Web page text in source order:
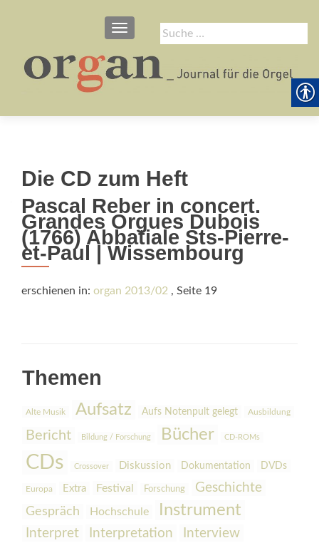
Suche
nach:
SCHALTE NAVIGATION
Die CD zum Heft
Pascal Reber in concert.
Grandes Orgues Dubois
(1766) Abbatiale Sts-Pierre-
et-Paul | Wissembourg
erschienen in: organ 2013/02 , Seite 19
Themen
Alte Musik Aufsatz Aufs Notenpult gelegt Ausbildung
Bericht Bildung / Forschung Bücher CD-ROMs
CDs Crossover Diskussion Dokumentation DVDs
Europa Extra Festival Forschung Geschichte
Gespräch Hochschule Instrument
Interpret Interpretation
Interview